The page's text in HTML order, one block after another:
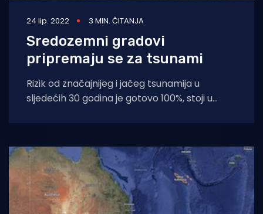
24 lip. 2022 3 MIN. ČITANJA
Sredozemni gradovi
pripremaju se za tsunami
Rizik od značajnijeg i jačeg tsunamija u
sljedećih 30 godina je gotovo 100%, stoji u